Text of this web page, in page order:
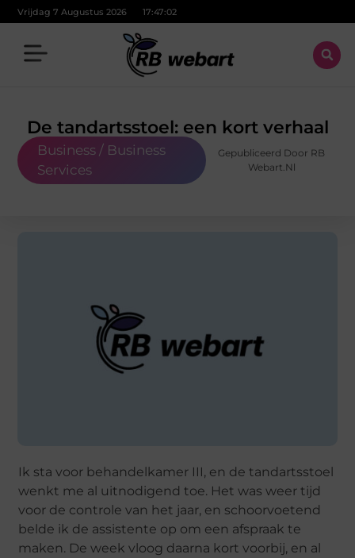
Vrijdag 7 Augustus 2026 17:47:03
De tandartsstoel: een kort verhaal
Business / Business
Services
Gepubliceerd Door RB
Webart.nl
Ik sta voor behandelkamer III, en de tandartsstoel
wenkt me al uitnodigend toe. Het was weer tijd
voor de controle van het jaar, en schoorvoetend
belde ik de assistente op om een afspraak te
maken. De week vloog daarna kort voorbij, en al